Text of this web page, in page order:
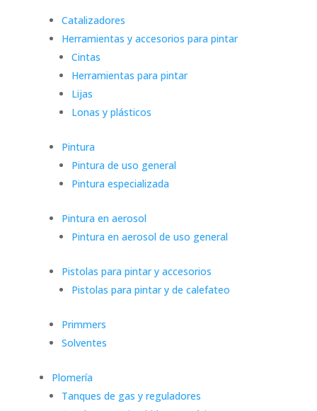
Catalizadores
Herramientas y accesorios para pintar
Cintas
Herramientas para pintar
Lijas
Lonas y plásticos
Pintura
Pintura de uso general
Pintura especializada
Pintura en aerosol
Pintura en aerosol de uso general
Pistolas para pintar y accesorios
Pistolas para pintar y de calefateo
Primmers
Solventes
Plomería
Tanques de gas y reguladores